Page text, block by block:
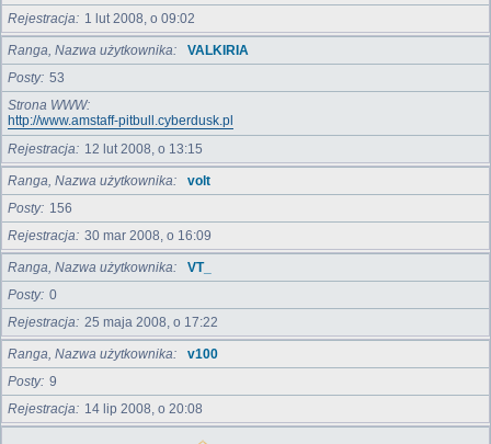
Rejestracja
1 lut 2008, o 09:02
Ranga, Nazwa użytkownika
VALKIRIA
Posty 53
Strona WWW
http://www.amstaff-pitbull.cyberdusk.pl
Rejestracja
12 lut 2008, o 13:15
Ranga, Nazwa użytkownika
volt
Posty
156
Rejestracja
30 mar 2008, o 16:09
Ranga, Nazwa użytkownika
VT_
Posty 0
Rejestracja
25 maja 2008, o 17:22
Ranga, Nazwa użytkownika
v100
Posty 9
Rejestracja
14 lip 2008, o 20:08